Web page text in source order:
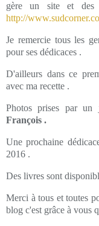
gère un site et des
http://
Je remercie tous les
pour ses dédicaces .
D'ailleurs dans ce
avec ma recette .
Photos prises par un
François .
Une prochaine
2016 .
Des livres sont
Merci à tous et toutes
blog c'est grâce à vous